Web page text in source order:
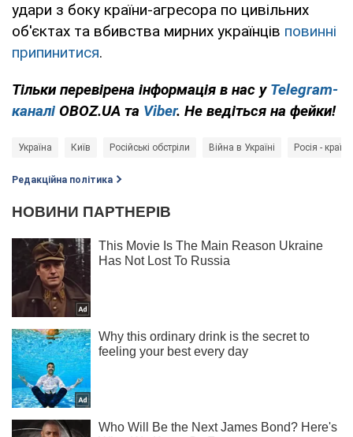
удари з боку країни-агресора по цивільних
об'єктах та вбивства мирних українців повинні
припинитися.
Тільки перевірена інформація в нас у Telegram-
каналі OBOZ.UA та Viber. Не ведіться на фейки!
Україна Київ Російські обстріли Війна в Україні Росія -
Редакційна політика